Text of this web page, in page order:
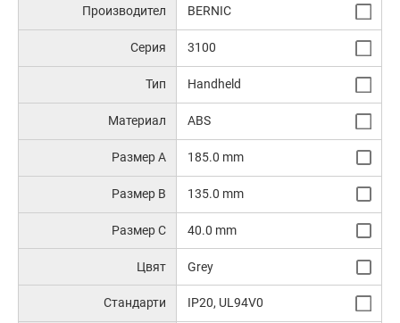
Производител BERNIC
Серия 3100
Тип Handheld
Материал ABS
Размер A 185.0 mm
Размер B 135.0 mm
Размер C 40.0 mm
Цвят Grey
Стандарти IP20, UL94V0